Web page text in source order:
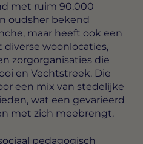
met ruim 90.000
oudsher bekend
maar heeft ook een
woonlocaties,
zorgorganisaties die
en Vechtstreek. Die
een mix van stedelijke
wat een gevarieerd
met zich meebrengt.
pedagogisch